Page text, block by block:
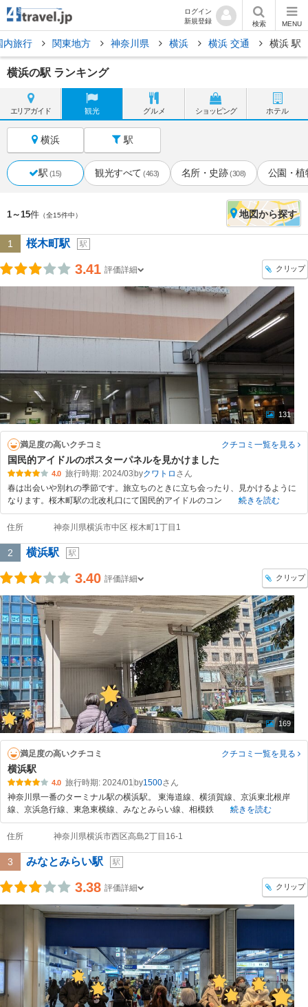
ログイン
新規登録
検索 MENU
内旅行 関東地方 神奈川県 横浜 横浜 交通 横浜 駅
横浜の駅 ランキング
エリアガイド 観光 グルメ ショッピング ホテル
横浜 駅
駅 (15) 観光すべて (463) 名所・史跡 (308) 公園・植
1～15件 （全15件中） 地図から探す
1 桜木町駅 駅
3.41 評価詳細 クリップ
131
満足度の高いクチコミ クチコミ一覧を見る
国民的アイドルのポスターパネルを見かけました
4.0 旅行時期: 2024/03 byクワトロ
春は出会いや別れの季節です。旅立ちのときに立ち会ったり、見かけるように
なります。桜木町駅の北改札口にて国民的アイドルのコン
続きを読む
住所 神奈川県横浜市中区 桜木町1丁目1
2 横浜駅 駅
3.40 評価詳細 クリップ
169
満足度の高いクチコミ クチコミ一覧を見る
横浜駅
4.0 旅行時期: 2024/01 by1500
神奈川県一番のターミナル駅の横浜駅。 東海道線、横須賀線、京浜東北根岸
線、京浜急行線、東急東横線、みなとみらい線、相模鉄
続きを読む
住所 神奈川県横浜市西区高島2丁目16-1
3 みなとみらい駅 駅
3.38 評価詳細 クリップ